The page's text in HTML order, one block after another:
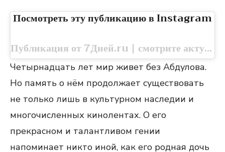
Посмотреть эту публикацию в Instagram
Публикация от 7Дней.ru | смотрите актуальное (@7days_ru)
Четырнадцать лет мир живет без Абдулова.
Но память о нём продолжает существовать
не только лишь в культурном наследии и
многочисленных кинолентах. О его
прекрасном и талантливом гении
напоминает никто иной, как его родная дочь